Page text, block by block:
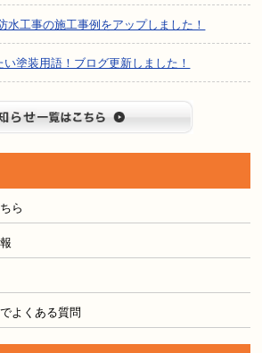
水工事の施工事例をアップしました！
い塗装用語！ブログ更新しました！
ら
よくある質問